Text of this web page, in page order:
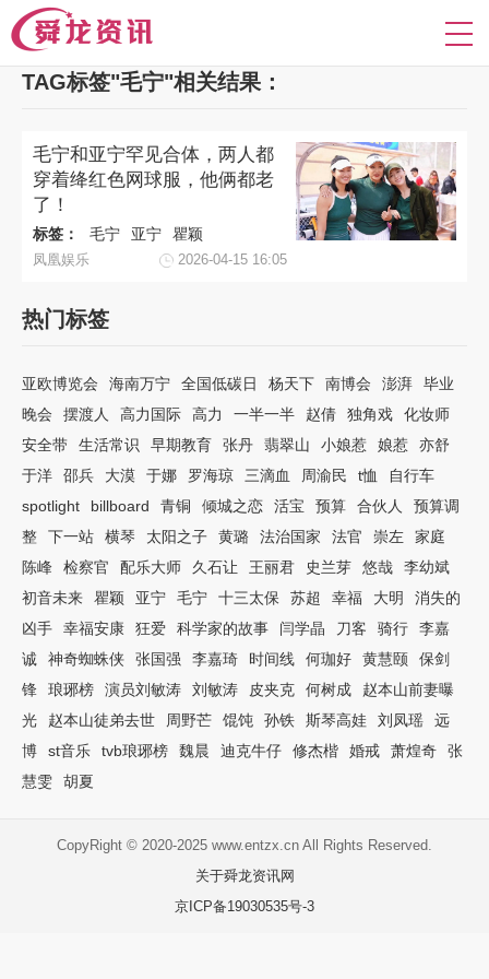
TAG标签"毛宁"相关结果：
毛宁和亚宁罕见合体，两人都
穿着绛红色网球服，他俩都老
了！
标签： 毛宁 亚宁 瞿颖
凤凰娱乐 2026-04-15 16:05
热门标签
亚欧博览会 海南万宁 全国低碳日 杨天下 南博会 澎湃
毕业
晚会
摆渡人 高力国际 高力 一半一半 赵倩 独角戏
化妆师
安全带
生活常识 早期教育 张丹 翡翠山 小娘惹 娘惹
亦舒
于洋
邵兵 大漠 于娜 罗海琼 三滴血 周渝民 t恤
自行车
spotlight
billboard 青铜 倾城之恋 活宝 预算 合伙人
预算调
整
下一站 横琴 太阳之子 黄璐 法治国家 法官 崇左
家庭
陈峰
检察官 配乐大师 久石让 王丽君 史兰芽 悠哉
李幼斌
初音未来
瞿颖 亚宁 毛宁 十三太保 苏超 幸福 大明
消失的
凶手
幸福安康 狂爱 科学家的故事 闫学晶 刀客 骑行
李嘉
诚
神奇蜘蛛侠 张国强 李嘉琦 时间线 何珈好 黄慧颐
保剑
锋
琅琊榜 演员刘敏涛 刘敏涛 皮夹克 何树成
赵本山前妻曝
光
赵本山徒弟去世 周野芒 馄饨 孙铁 斯琴高娃 刘凤瑶
远
博
st音乐 tvb琅琊榜 魏晨 迪克牛仔 修杰楷 婚戒 萧煌奇
张
慧雯
胡夏
CopyRight © 2020-2025 www.entzx.cn All Rights Reserved.
关于舜龙资讯网
京ICP备19030535号-3